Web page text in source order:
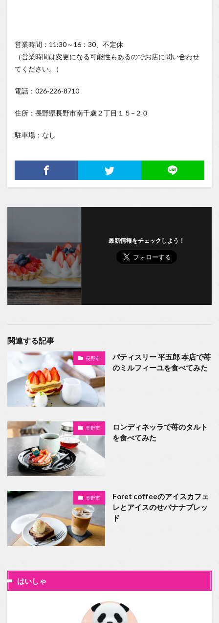
営業時間：11:30～16：30、不定休
（営業時間は変更になる可能性もあるのでお店に問い合わせ
てください。）
電話：026-226-8710
住所：長野県長野市南千歳２丁目１５−２０
駐車場：なし
最新情報をチェックしよう！
関連する記事
長野市
パティスリー 平五郎 本店で苺
のミルフィーユを食べてみた
長野市
ロンディネッラで苺のタルト
を食べてみた
長野市
Foret coffeeのアイスカフェ
レとアイスのせバナナブレッ
ド
はいしゃ